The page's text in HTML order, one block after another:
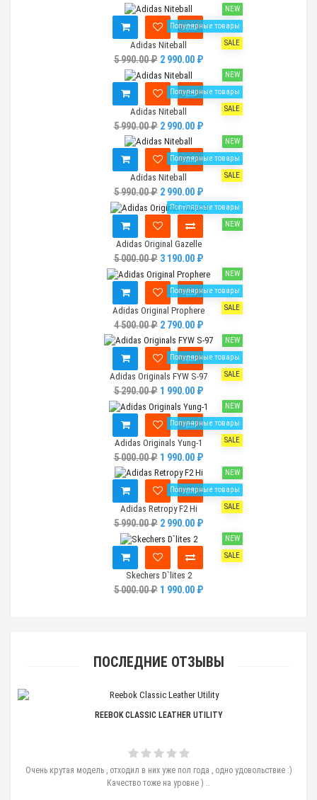
NEW
Популярные товары
SALE
Adidas Niteball
5 990.00 ₽2 990.00 ₽
NEW
Популярные товары
SALE
Adidas Niteball
5 990.00 ₽2 990.00 ₽
NEW
Популярные товары
SALE
Adidas Niteball
5 990.00 ₽2 990.00 ₽
Популярные товары
NEW
Adidas Original Gazelle
5 000.00 ₽3 190.00 ₽
NEW
Популярные товары
SALE
Adidas Original Prophere
4 500.00 ₽2 790.00 ₽
NEW
Популярные товары
SALE
Adidas Originals FYW S-97
5 290.00 ₽1 990.00 ₽
NEW
Популярные товары
SALE
Adidas Originals Yung-1
5 000.00 ₽1 990.00 ₽
NEW
Популярные товары
SALE
Adidas Retropy F2 Hi
5 990.00 ₽2 990.00 ₽
NEW
SALE
Skechers D`lites 2
5 000.00 ₽1 990.00 ₽
ПОСЛЕДНИЕ ОТЗЫВЫ
REEBOK CLASSIC LEATHER UTILITY
Очень крутая модель , отходил в них уже пол года , одно удовольствие :)
Качество тоже на уровне ) ..